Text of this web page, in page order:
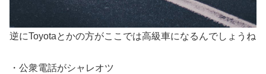
逆にToyotaとかの方がここでは高級車になるんでしょうね
・公衆電話がシャレオツ